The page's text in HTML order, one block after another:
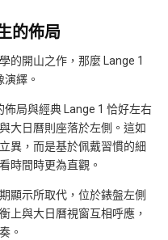
的佈局
的開山之作，那麼 Lange 1
繹。
局與經典 Lange 1 恰好左右
大日曆則座落於左側。這如
異，而是基於佩戴習慣的細
時間時更為直觀。
顯示所取代，位於錶盤左側
上與大日曆視窗互相呼應，
。